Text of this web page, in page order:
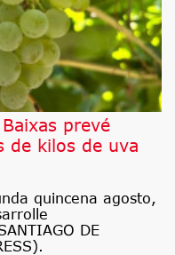
prevé
de kilos de uva
quincena agosto,
DE